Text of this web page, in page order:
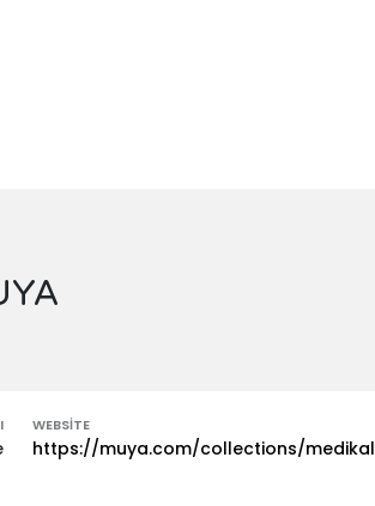
WEBSITE
https://muya.com/collections/medikal